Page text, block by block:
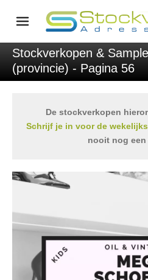
Stockverkopen &
(provincie) - Pagina 56
De stockverkopen
Schrijf je in voor de
nooit nog